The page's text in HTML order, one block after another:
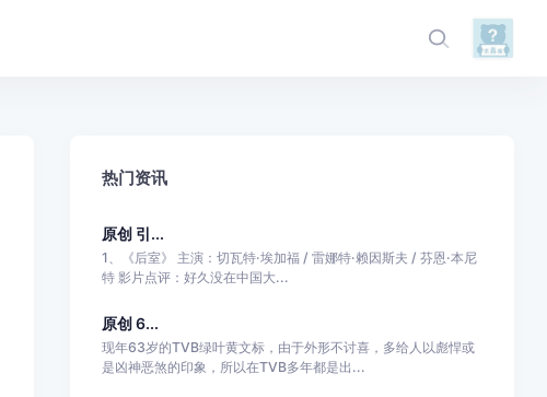
热门资讯
原创 引...
1、《后室》 主演：切瓦特·埃加福 / 雷娜特·赖因斯夫 / 芬恩·本尼
特 影片点评：好久没在中国大...
原创 6...
现年63岁的TVB绿叶黄文标，由于外形不讨喜，多给人以彪悍或
是凶神恶煞的印象，所以在TVB多年都是出...